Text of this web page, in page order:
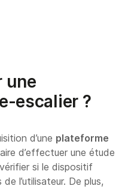
une
escalier ?
d’une plateforme
d’effectuer une étude
si le dispositif
l’utilisateur. De plus,